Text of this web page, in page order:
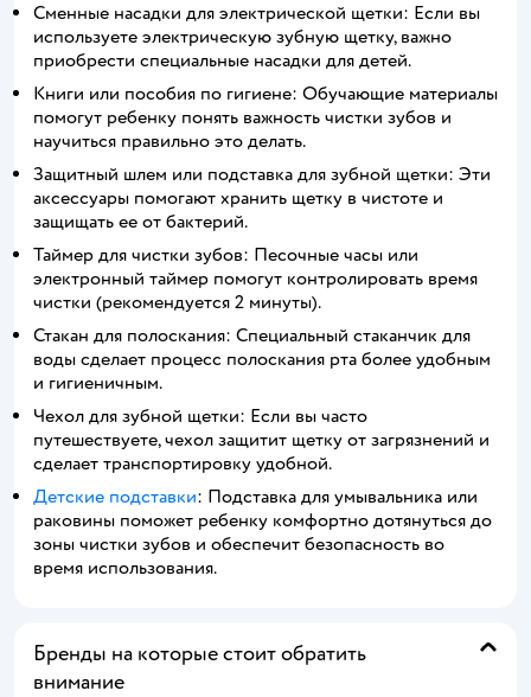
Сменные насадки для электрической щетки: Если вы
используете электрическую зубную щетку, важно
приобрести специальные насадки для детей.
Книги или пособия по гигиене: Обучающие материалы
помогут ребенку понять важность чистки зубов и
научиться правильно это делать.
Защитный шлем или подставка для зубной щетки: Эти
аксессуары помогают хранить щетку в чистоте и
защищать ее от бактерий.
Таймер для чистки зубов: Песочные часы или
электронный таймер помогут контролировать время
чистки (рекомендуется 2 минуты).
Стакан для полоскания: Специальный стаканчик для
воды сделает процесс полоскания рта более удобным
и гигиеничным.
Чехол для зубной щетки: Если вы часто
путешествуете, чехол защитит щетку от загрязнений и
сделает транспортировку удобной.
Детские подставки: Подставка для умывальника или
раковины поможет ребенку комфортно дотянуться до
зоны чистки зубов и обеспечит безопасность во
время использования.
Бренды на которые стоит обратить
внимание